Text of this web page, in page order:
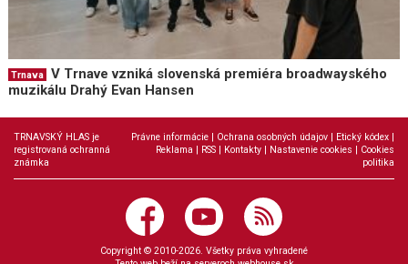
Trnava
V Trnave vzniká slovenská premiéra broadwayského
muzikálu Drahý Evan Hansen
TRNAVSKÝ HLAS je
registrovaná ochranná
známka
Právne informácie Ochrana osobných údajov Etický kódex
Reklama
RSS Kontakty Nastavenie cookies
Cookies
politika
Copyright © 2010-2026. Všetky práva vyhradené